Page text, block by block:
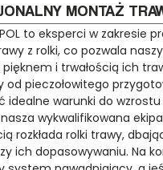
MONTAŻ
to eksperci w zakresie
z rolki, co pozwala
i trwałością ich
od pieczołowitego
idealne warunki do wzrostu
wykwalifikowana ekipa
rozkłada rolki trawy,
ich dopasowywaniu. Na